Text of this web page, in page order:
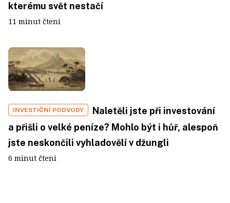
kterému svět nestačí
11 minut čtení
INVESTIČNÍ PODVODY
Naletěli jste při investování
a přišli o velké peníze? Mohlo být i hůř, alespoň
jste neskončili vyhladovělí v džungli
6 minut čtení